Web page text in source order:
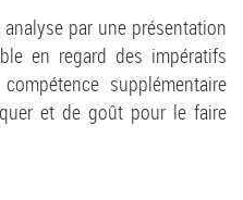
par une présentation
en regard des impératifs
supplémentaire
et de goût pour le faire